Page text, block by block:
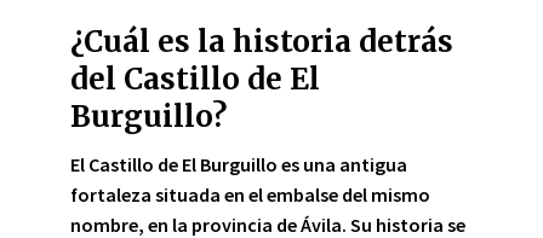
¿Cuál es la historia detrás
del Castillo de El
Burguillo?
El Castillo de El Burguillo es una antigua
fortaleza situada en el embalse del mismo
nombre, en la provincia de Ávila. Su historia se